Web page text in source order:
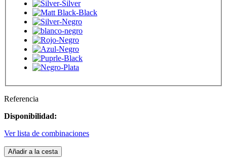
Referencia
Disponibilidad:
Ver lista de combinaciones
Añadir a la cesta